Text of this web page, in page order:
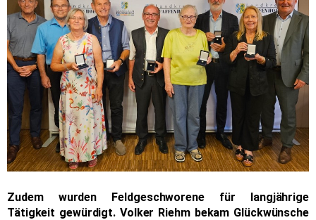
Zudem wurden Feldgeschworene für langjährige
Tätigkeit gewürdigt. Volker Riehm bekam Glückwünsche